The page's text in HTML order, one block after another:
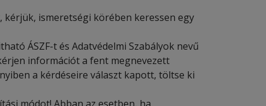
ismeretségi körében keressen egy
ÁSZF-t és Adatvédelmi Szabályok nevű
információt a fent megnevezett
a kérdéseire választ kapott, töltse ki